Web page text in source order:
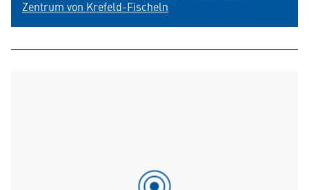
Zentrum von Krefeld-Fischeln